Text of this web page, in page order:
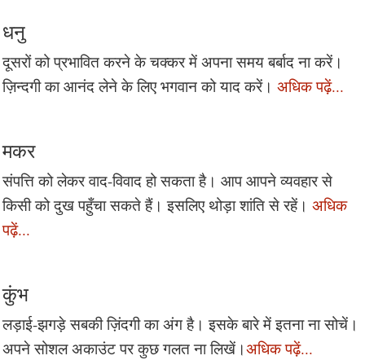
धनु
दूसरों को प्रभावित करने के चक्कर में अपना समय बर्बाद ना करें।
ज़िन्दगी का आनंद लेने के लिए भगवान को याद करें। अधिक पढ़ें...
मकर
संपत्ति को लेकर वाद-विवाद हो सकता है। आप आपने व्यवहार से
किसी को दुख पहुँचा सकते हैं। इसलिए थोड़ा शांति से रहें। अधिक
पढ़ें...
कुंभ
लड़ाई-झगड़े सबकी ज़िंदगी का अंग है। इसके बारे में इतना ना सोचें।
अपने सोशल अकाउंट पर कुछ गलत ना लिखें।अधिक पढ़ें...